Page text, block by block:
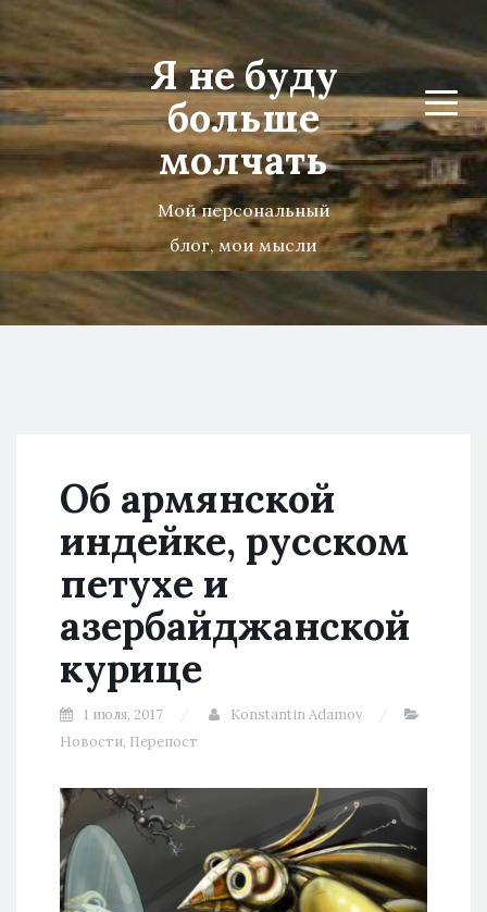
Я не буду
больше
молчать
Мой персональный
блог, мои мысли
Menu
Об армянской
индейке, русском
петухе и
азербайджанской
курице
1 июля, 2017
Konstantin Adamov
Новости, Перепост